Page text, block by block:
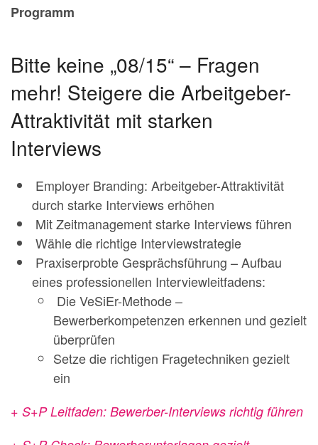
Programm
Bitte keine „08/15“ – Fragen
mehr! Steigere die Arbeitgeber-
Attraktivität mit starken
Interviews
Employer Branding: Arbeitgeber-Attraktivität
durch starke Interviews erhöhen
Mit Zeitmanagement starke Interviews führen
Wähle die richtige Interviewstrategie
Praxiserprobte Gesprächsführung – Aufbau
eines professionellen Interviewleitfadens:
Die VeSiEr-Methode –
Bewerberkompetenzen erkennen und gezielt
überprüfen
Setze die richtigen Fragetechniken gezielt
ein
+ S+P Leitfaden: Bewerber-Interviews richtig führen